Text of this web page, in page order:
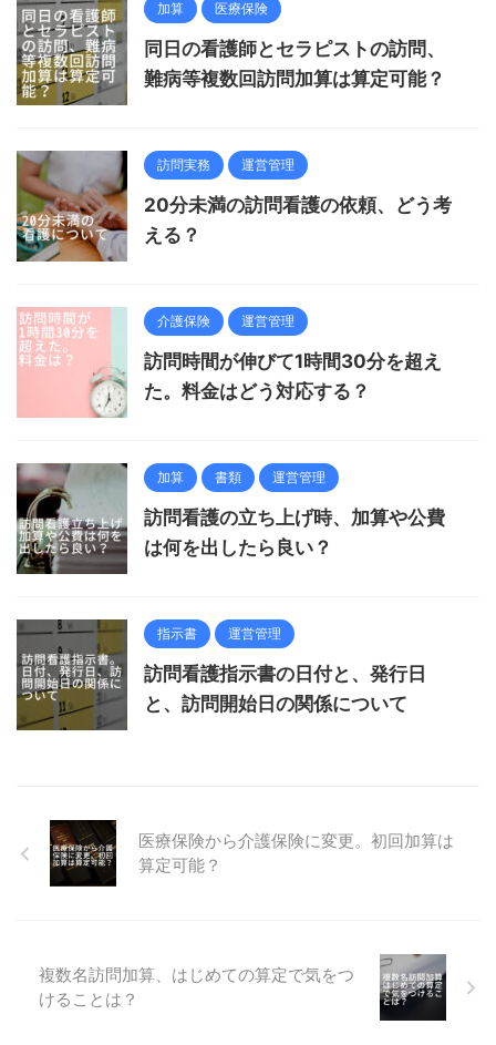
加算 医療保険
同日の看護師とセラピストの訪問、
難病等複数回訪問加算は算定可能？
訪問実務 運営管理
20分未満の訪問看護の依頼、どう考
える？
介護保険 運営管理
訪問時間が伸びて1時間30分を超え
た。料金はどう対応する？
加算 書類 運営管理
訪問看護の立ち上げ時、加算や公費
は何を出したら良い？
指示書 運営管理
訪問看護指示書の日付と、発行日
と、訪問開始日の関係について
医療保険から介護保険に変更。初回加算は
算定可能？
複数名訪問加算、はじめての算定で気をつ
けることは？